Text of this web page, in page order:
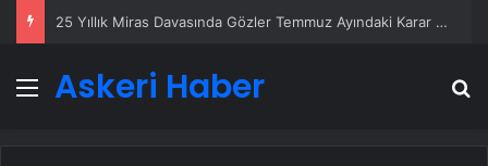
25 Yıllık Miras Davasında Gözler Temmuz Ayındaki Karar Duruşmasına Çevrildi
Menü
Askeri Haber